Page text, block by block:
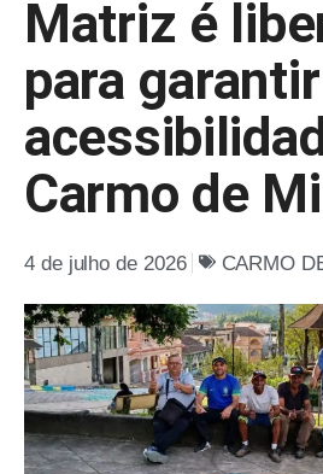
Matriz é
para garantir
Carmo de
4 de julho de 2026 CARMO